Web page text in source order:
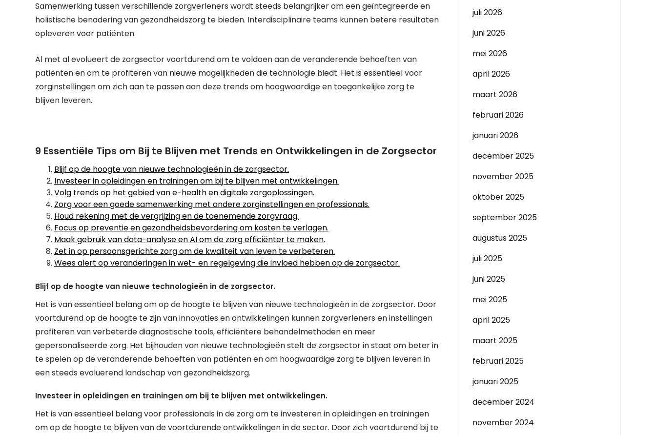
Samenwerking tussen verschillende zorgverleners wordt steeds belangrijker om een geïntegreerde en
holistische benadering van gezondheidszorg te bieden. Interdisciplinaire teams kunnen betere resultaten
opleveren voor patiënten.
Al met al evolueert de zorgsector voortdurend om te voldoen aan de veranderende behoeften van
patiënten en om te profiteren van nieuwe mogelijkheden die technologie biedt. Het is essentieel voor
zorginstellingen om zich aan te passen aan deze trends om hoogwaardige en toegankelijke zorg te
blijven leveren.
9 Essentiële Tips om Bij te Blijven met Trends en Ontwikkelingen in de Zorgsector
Blijf op de hoogte van nieuwe technologieën in de zorgsector.
Investeer in opleidingen en trainingen om bij te blijven met ontwikkelingen.
Volg trends op het gebied van e-health en digitale zorgoplossingen.
Zorg voor een goede samenwerking met andere zorginstellingen en professionals.
Houd rekening met de vergrijzing en de toenemende zorgvraag.
Focus op preventie en gezondheidsbevordering om kosten te verlagen.
Maak gebruik van data-analyse en AI om de zorg efficiënter te maken.
Zet in op persoonsgerichte zorg om de kwaliteit van leven te verbeteren.
Wees alert op veranderingen in wet- en regelgeving die invloed hebben op de zorgsector.
Blijf op de hoogte van nieuwe technologieën in de zorgsector.
Het is van essentieel belang om op de hoogte te blijven van nieuwe technologieën in de zorgsector. Door
voortdurend op de hoogte te zijn van innovaties en ontwikkelingen kunnen zorgverleners en instellingen
profiteren van verbeterde diagnostische tools, efficiëntere behandelmethoden en meer
gepersonaliseerde zorg. Het bijhouden van nieuwe technologieën stelt de zorgsector in staat om beter in
te spelen op de veranderende behoeften van patiënten en om hoogwaardige zorg te blijven leveren in
een steeds evoluerend landschap van gezondheidszorg.
Investeer in opleidingen en trainingen om bij te blijven met ontwikkelingen.
Het is van essentieel belang voor professionals in de zorg om te investeren in opleidingen en trainingen
om op de hoogte te blijven van de voortdurende ontwikkelingen in de sector. Door zich voortdurend bij te
juli 2026
juni 2026
mei 2026
april 2026
maart 2026
februari 2026
januari 2026
december 2025
november 2025
oktober 2025
september 2025
augustus 2025
juli 2025
juni 2025
mei 2025
april 2025
maart 2025
februari 2025
januari 2025
december 2024
november 2024